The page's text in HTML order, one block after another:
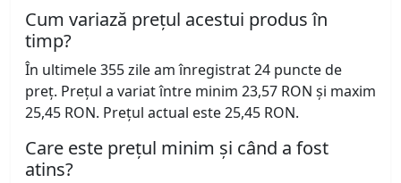
Cum variază prețul acestui produs în
timp?
În ultimele 355 zile am înregistrat 24 puncte de
preț. Prețul a variat între minim 23,57 RON și maxim
25,45 RON. Prețul actual este 25,45 RON.
Care este prețul minim și când a fost
atins?